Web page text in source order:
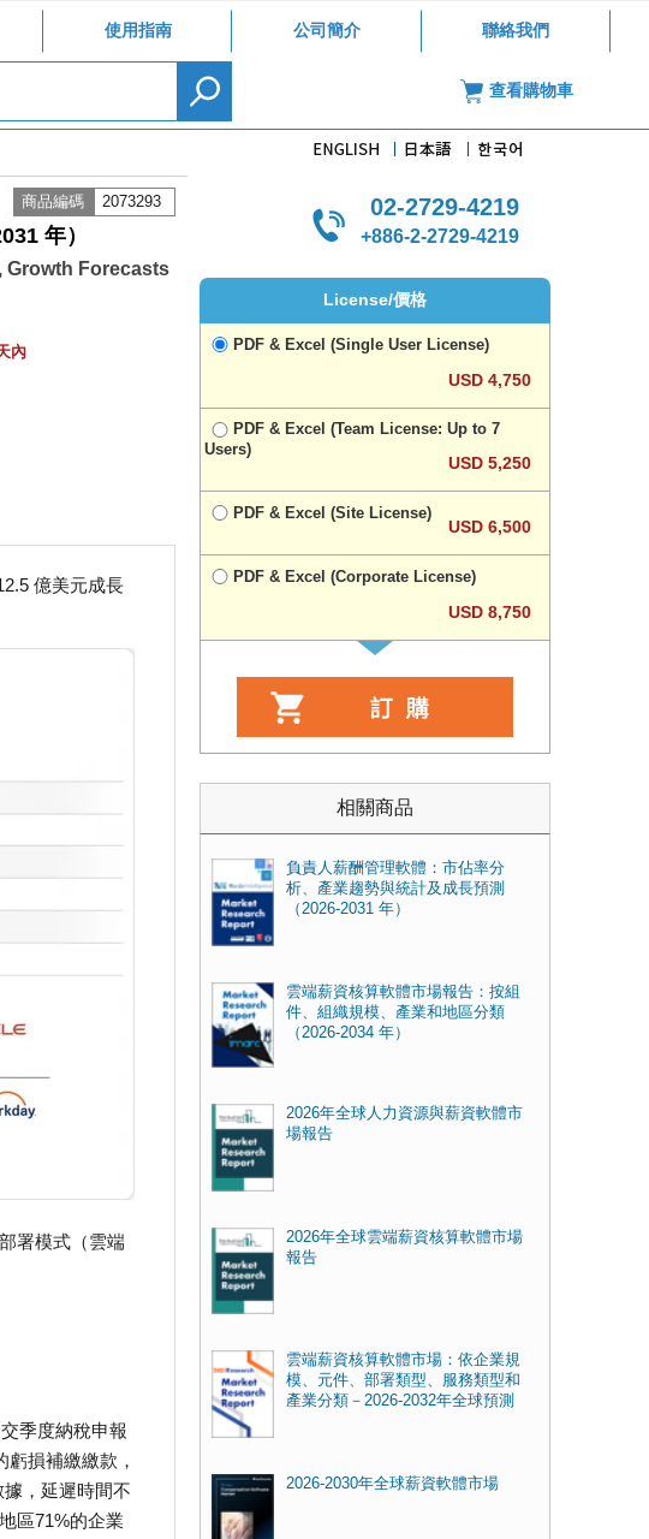
使用指南 公司簡介 聯絡我們
查看購物車
商品編碼 2073293
年）
Growth Forecasts
內
億美元成長
署模式（雲端
季度納稅申報
損補繳繳款，
，延遲時間不
區71%的企業
02-2729-4219
+886-2-2729-4219
License/價格
PDF & Excel (Single User License)
USD 4,750
PDF & Excel (Team License: Up to 7
Users)
USD 5,250
PDF & Excel (Site License)
USD 6,500
PDF & Excel (Corporate License)
USD 8,750
相關商品
負責人薪酬管理軟體：市佔率分
析、產業趨勢與統計及成長預測
（2026-2031 年）
雲端薪資核算軟體市場報告：按組
件、組織規模、產業和地區分類
（2026-2034 年）
2026年全球人力資源與薪資軟體市
場報告
2026年全球雲端薪資核算軟體市場
報告
雲端薪資核算軟體市場：依企業規
模、元件、部署類型、服務類型和
產業分類－2026-2032年全球預測
2026-2030年全球薪資軟體市場